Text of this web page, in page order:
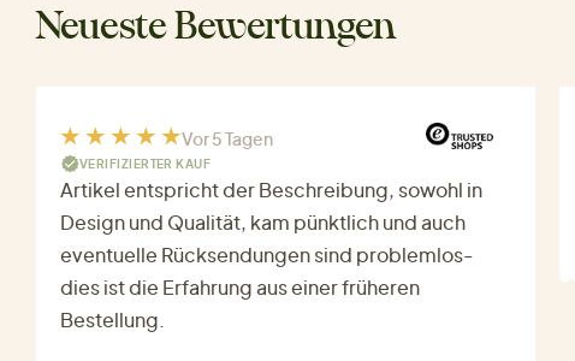
Neueste Bewertungen
Vor 5 Tagen
VERIFIZIERTER KAUF
Artikel entspricht der Beschreibung, sowohl in
Design und Qualität, kam pünktlich und auch
eventuelle Rücksendungen sind problemlos-
dies ist die Erfahrung aus einer früheren
Bestellung.